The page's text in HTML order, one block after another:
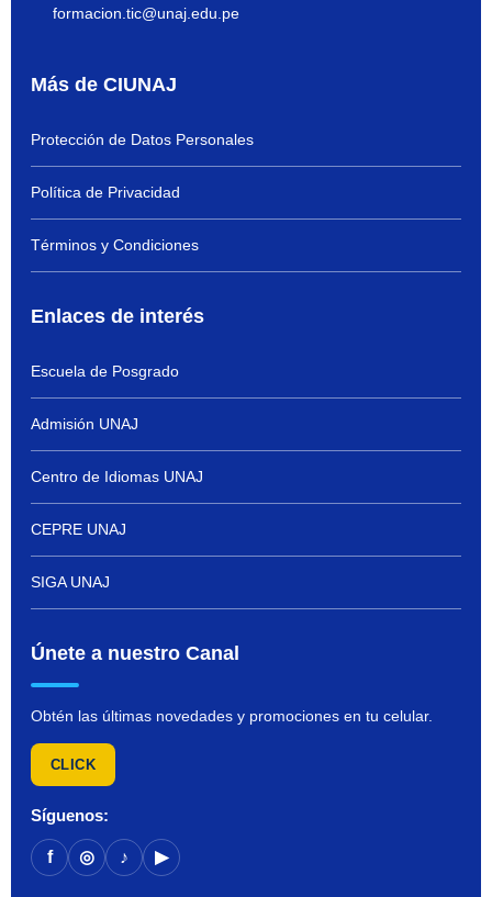
formacion.tic@unaj.edu.pe
Más de CIUNAJ
Protección de Datos Personales
Política de Privacidad
Términos y Condiciones
Enlaces de interés
Escuela de Posgrado
Admisión UNAJ
Centro de Idiomas UNAJ
CEPRE UNAJ
SIGA UNAJ
Únete a nuestro Canal
Obtén las últimas novedades y promociones en tu celular.
CLICK
Síguenos:
f ◎ ♪ ▶